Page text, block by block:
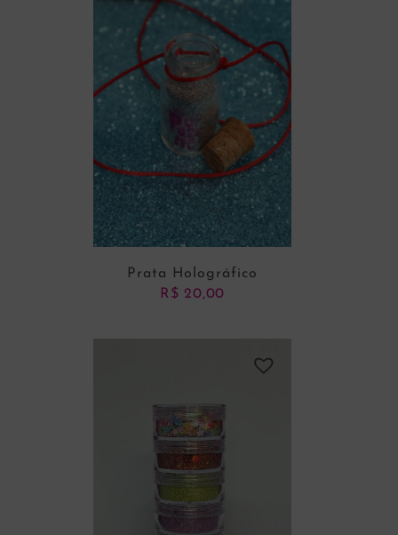
ADICIONAR AO CARRINHO
ADICIONAR AO CARRINHO
Prata Holográfico
R$ 20,00